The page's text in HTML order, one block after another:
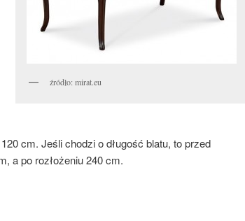
źródło: mirat.eu
cm. Jeśli chodzi o długość blatu, to przed
a po rozłożeniu 240 cm.